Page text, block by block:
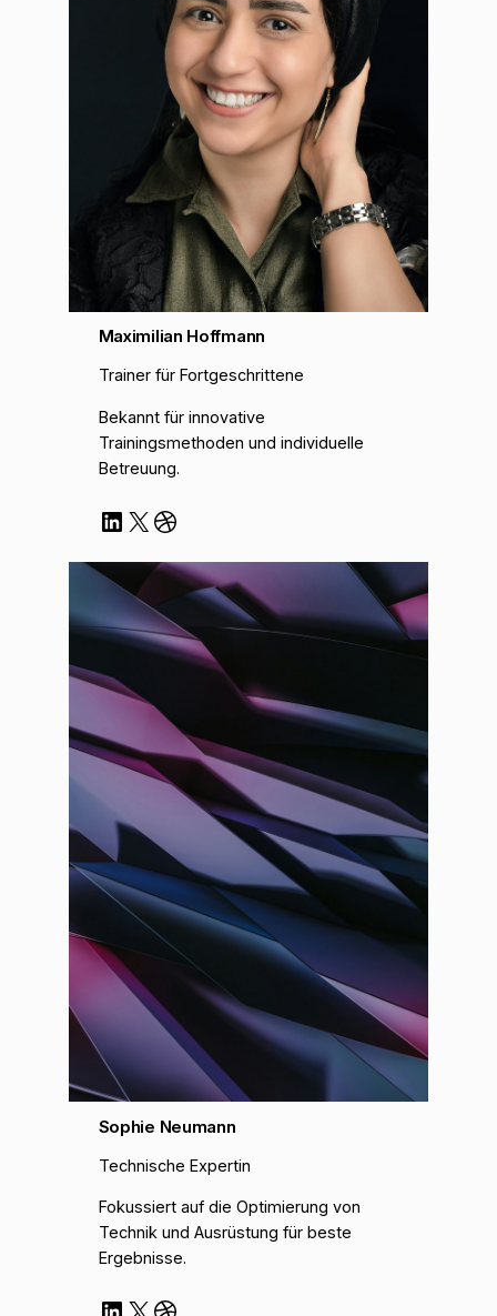
Maximilian Hoffmann
Trainer für Fortgeschrittene
Bekannt für innovative
Trainingsmethoden und individuelle
Betreuung.
LinkedIn X Dribbble
Sophie Neumann
Technische Expertin
Fokussiert auf die Optimierung von
Technik und Ausrüstung für beste
Ergebnisse.